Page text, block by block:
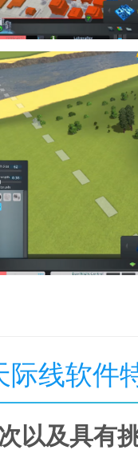
际线软件
以及具有